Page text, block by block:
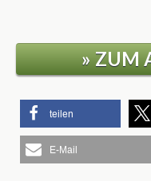
» ZUM
teilen
E-Mail